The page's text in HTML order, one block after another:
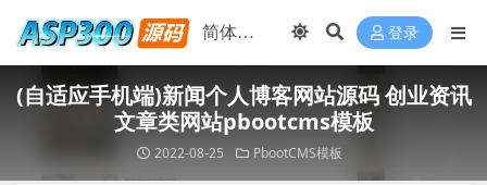
登录
(自适应手机端)新闻个人博客网站源码 创业资讯
文章类网站pbootcms模板
2022-08-25 PbootCMS模板